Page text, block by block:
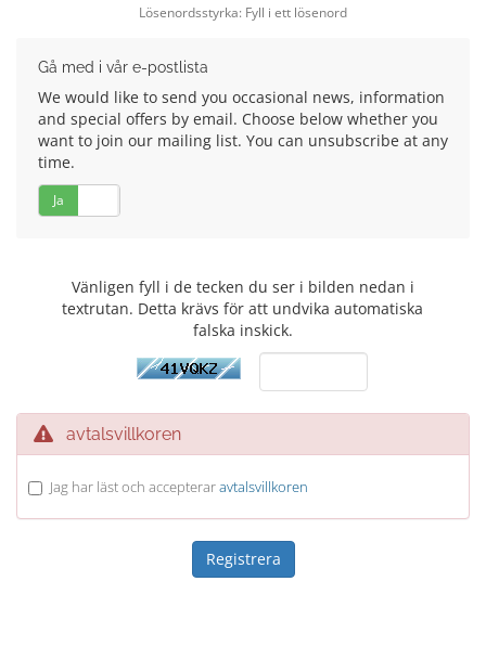
Lösenordsstyrka: Fyll i ett lösenord
Gå med i vår e-postlista
We would like to send you occasional news, information
and special offers by email. Choose below whether you
want to join our mailing list. You can unsubscribe at any
time.
Ja
Vänligen fyll i de tecken du ser i bilden nedan i
textrutan. Detta krävs för att undvika automatiska
falska inskick.
avtalsvillkoren
Jag har läst och accepteraravtalsvillkoren